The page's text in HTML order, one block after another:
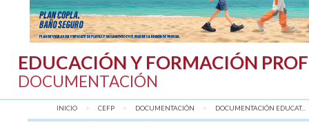
EDUCACIÓN Y FORMACIÓN
DOCUMENTACIÓN
INICIO CEFP DOCUMENTACIÓN DOCUMENTACIÓN EDUCAT...